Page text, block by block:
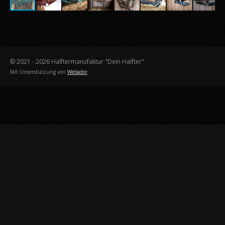
© 2021 - 2026 Halftermanufaktur "Dein Halfter"
Mit Unterstützung von Webador